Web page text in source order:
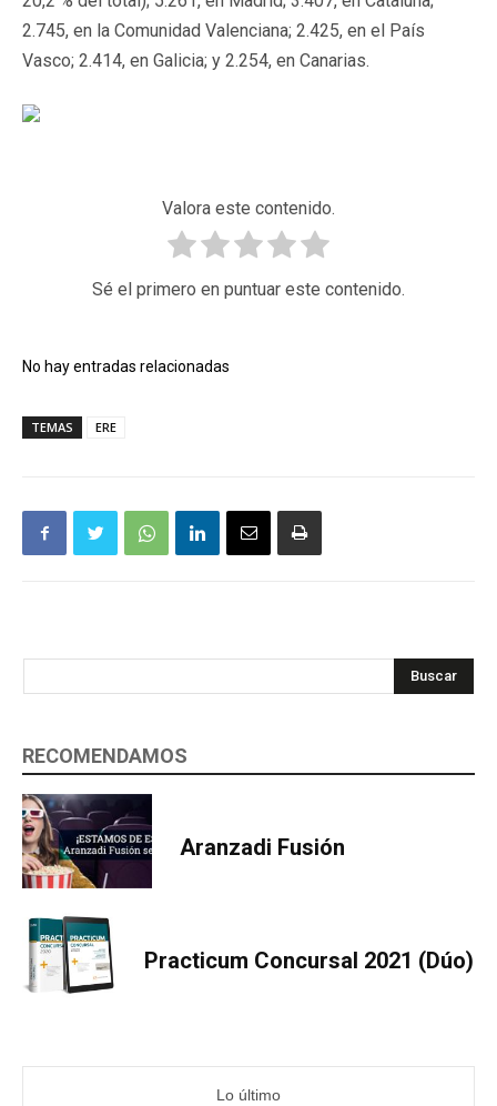
2.745, en la Comunidad Valenciana; 2.425, en el País
Vasco; 2.414, en Galicia; y 2.254, en Canarias.
Valora este contenido.
Sé el primero en puntuar este contenido.
No hay entradas relacionadas
TEMAS ERE
Buscar
RECOMENDAMOS
Aranzadi Fusión
Practicum Concursal 2021 (Dúo)
Lo último